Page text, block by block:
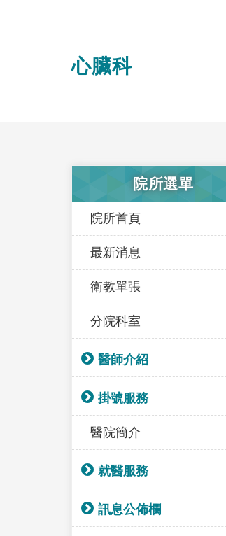
心臟科
院所選單
院所首頁
最新消息
衛教單張
分院科室
醫師介紹
掛號服務
醫院簡介
就醫服務
訊息公佈欄